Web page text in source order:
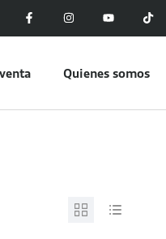
Quienes somos